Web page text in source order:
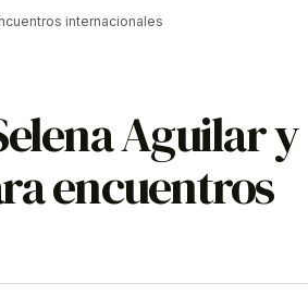
internacionales
Aguilar y
encuentros